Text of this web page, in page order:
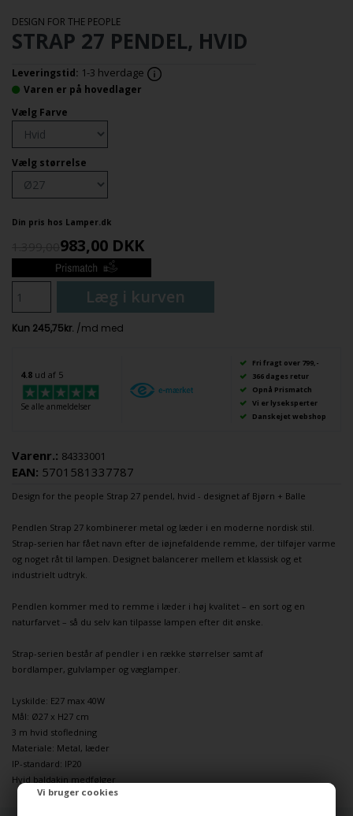
Vi bruger cookies
DESIGN FOR THE PEOPLE
STRAP 27 PENDEL, HVID
Leveringstid: 1-3 hverdage
Varen er på hovedlager
Vælg Farve
Vælg størrelse
Din pris hos Lamper.dk
983,00 DKK
Læg i kurven
4.8 ud af 5
Se alle anmeldelser
Fri fragt over 799,-
366 dages retur
Opnå Prismatch
Vi er lyseksperter
Danskejet webshop
Varenr.: 84333001
EAN: 5701581337787
Design for the people Strap 27 pendel, hvid - designet af Bjørn + Balle
Pendlen Strap 27 kombinerer metal og læder i en moderne nordisk stil.
Strap-serien har fået navn efter de iøjnefaldende remme, der tilføjer varme
og noget råt til lampen. Designet balancerer mellem et klassisk og et
industrielt udtryk.
Pendlen kommer med to remme i læder i høj kvalitet – en sort og en
naturfarvet – så du selv kan tilpasse lampen efter dit ønske.
Strap-serien består af pendler i en række størrelser samt af
bordlamper, gulvlamper og væglamper.
Lyskilde: E27 max 40W
Mål: Ø27 x H27 cm
3 m hvid stofledning
Materiale: Metal, læder
IP-standard: IP20
Hvid baldakin medfølger